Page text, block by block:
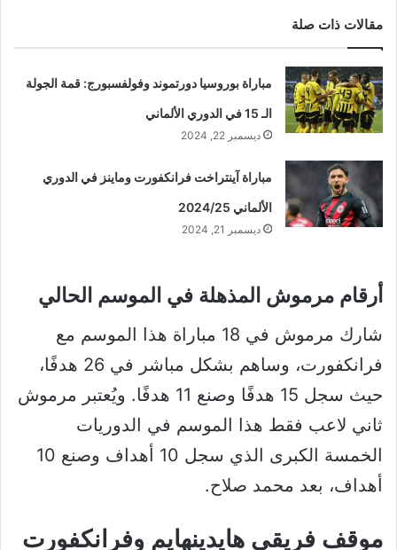
مقالات ذات صلة
مباراة بوروسيا دورتموند وفولفسبورج: قمة الجولة
الـ 15 في الدوري الألماني
ديسمبر 22, 2024
مباراة آينتراخت فرانكفورت وماينز في الدوري
الألماني 2024/25
ديسمبر 21, 2024
أرقام مرموش المذهلة في الموسم الحالي
شارك مرموش في 18 مباراة هذا الموسم مع
فرانكفورت، وساهم بشكل مباشر في 26 هدفًا،
حيث سجل 15 هدفًا وصنع 11 هدفًا. ويُعتبر مرموش
ثاني لاعب فقط هذا الموسم في الدوريات
الخمسة الكبرى الذي سجل 10 أهداف وصنع 10
أهداف، بعد محمد صلاح.
موقف فريقي هايدينهايم وفرانكفورت